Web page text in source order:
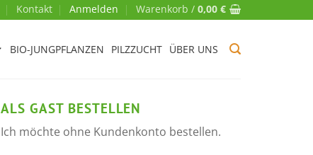
Kontakt Anmelden Warenkorb / 0,00 €
BIO-JUNGPFLANZEN PILZZUCHT ÜBER UNS
ALS GAST BESTELLEN
Ich möchte ohne Kundenkonto bestellen.